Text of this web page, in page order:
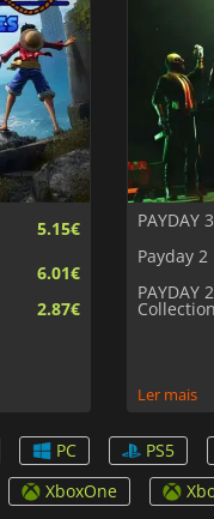
5.15€
6.01€
2.87€
PAYDAY 3
Payday 2
PAYDAY
Collection
Ler mais
PC PS5
XboxOne